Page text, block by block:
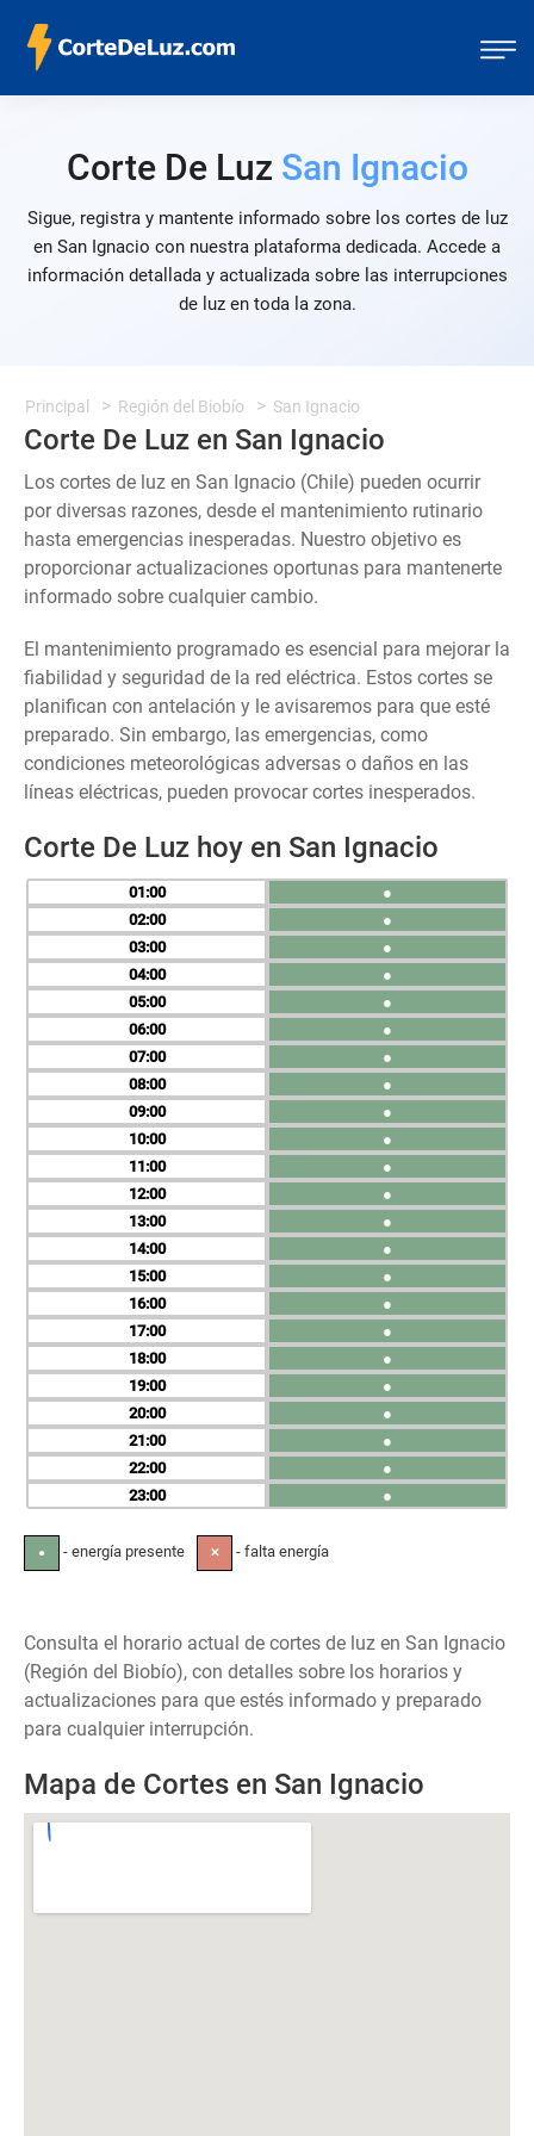
Corte De Luz San Ignacio
Sigue, registra y mantente informado sobre los cortes de luz
en San Ignacio con nuestra plataforma dedicada. Accede a
información detallada y actualizada sobre las interrupciones
de luz en toda la zona.
Principal Región del Biobío San Ignacio
Corte De Luz en San Ignacio
Los cortes de luz en San Ignacio (Chile) pueden ocurrir
por diversas razones, desde el mantenimiento rutinario
hasta emergencias inesperadas. Nuestro objetivo es
proporcionar actualizaciones oportunas para mantenerte
informado sobre cualquier cambio.
El mantenimiento programado es esencial para mejorar la
fiabilidad y seguridad de la red eléctrica. Estos cortes se
planifican con antelación y le avisaremos para que esté
preparado. Sin embargo, las emergencias, como
condiciones meteorológicas adversas o daños en las
líneas eléctricas, pueden provocar cortes inesperados.
Corte De Luz hoy en San Ignacio
01
02
03
04
05
06
07
08
09
10
11
12
13
14
15
16
17
18
19
20
21
22
23
●
●
●
●
●
●
●
●
●
●
●
●
●
●
●
●
●
●
●
●
●
●
●
● - energía presente ✕ - falta energía
Consulta el horario actual de cortes de luz en San Ignacio
(Región del Biobío), con detalles sobre los horarios y
actualizaciones para que estés informado y preparado
para cualquier interrupción.
Mapa de Cortes en San Ignacio